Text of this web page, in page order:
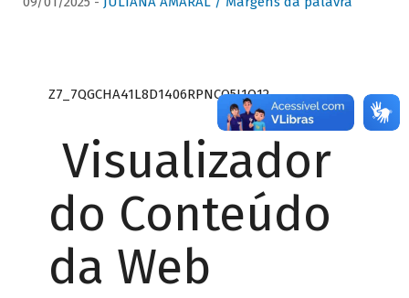
Z7_7QGCHA41L8D1406RPNCQ5J1O12
Visualizador
do Conteúdo
da Web